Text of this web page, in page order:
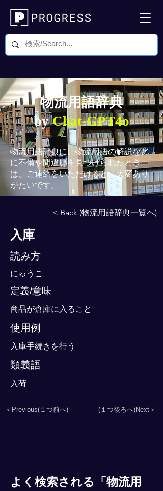
物流用語辞典
byChat-GPT4o
物流用語辞典に、物流用語の解説など
に不備や間違いを見つけられたとき
は、ご連絡をいただけると、大変あり
がたいです。
< Back (物流用語辞典一覧へ)
入庫
読み方
にゅうこ
定義/意味
商品が倉庫に入ること
使用例
入庫手続きを行う
類義語
入荷
＜Previous(１つ前へ) (１つ後ろへ)Next＞
よく検索される「物流用